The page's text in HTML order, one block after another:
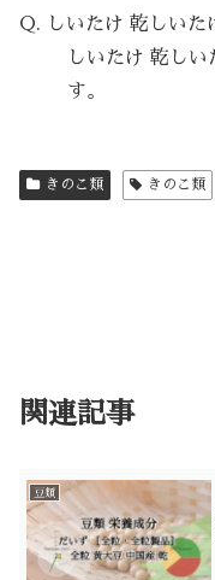
Q. しいたけ 乾しいた
しいたけ 乾し
す。
きのこ類 きのこ類
関連記事
豆類